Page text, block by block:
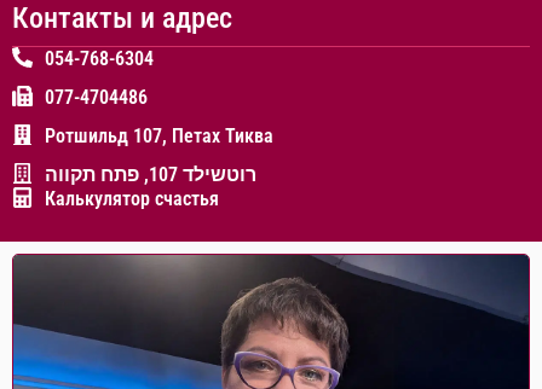
Контакты и адрес
054-768-6304
077-4704486
Ротшильд 107, Петах Тиква
רוטשילד 107, פתח תקווה
Калькулятор счастья